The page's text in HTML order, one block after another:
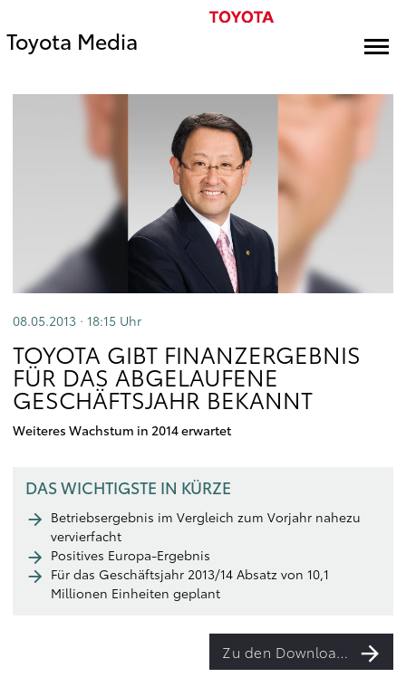
Toyota Media
08.05.2013 · 18:15 Uhr
TOYOTA GIBT FINANZERGEBNIS
FÜR DAS ABGELAUFENE
GESCHÄFTSJAHR BEKANNT
Weiteres Wachstum in 2014 erwartet
DAS WICHTIGSTE IN KÜRZE
Betriebsergebnis im Vergleich zum Vorjahr nahezu
vervierfacht
Positives Europa-Ergebnis
Für das Geschäftsjahr 2013/14 Absatz von 10,1
Millionen Einheiten geplant
Zu den Downloads